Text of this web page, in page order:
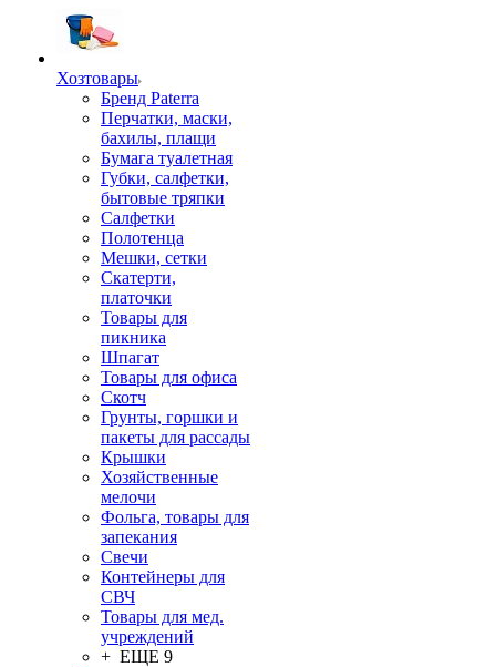
Хозтовары
Бренд Paterra
Перчатки, маски,
бахилы, плащи
Бумага туалетная
Губки, салфетки,
бытовые тряпки
Салфетки
Полотенца
Мешки, сетки
Скатерти,
платочки
Товары для
пикника
Шпагат
Товары для офиса
Скотч
Грунты, горшки и
пакеты для рассады
Крышки
Хозяйственные
мелочи
Фольга, товары для
запекания
Свечи
Контейнеры для
СВЧ
Товары для мед.
учреждений
+ ЕЩЕ 9